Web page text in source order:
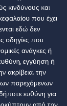
κινδύνους και
που έχει
εδώ δεν
οδηγίες που
ανάγκες ή
εγγύηση ή
ακρίβεια, την
παρεχόμενων
ευθύνη για